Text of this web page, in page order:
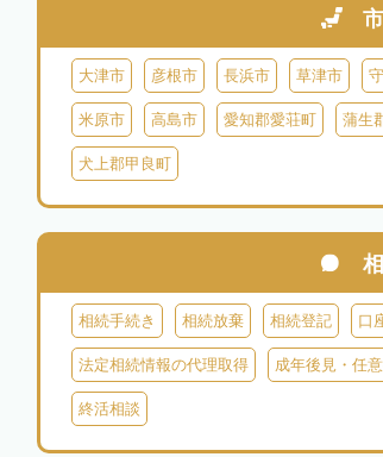
大津市 彦根市 長浜市 草津市
米原市 高島市 愛知郡愛荘町 蒲生
犬上郡甲良町
相続手続き 相続放棄 相続登記 口
法定相続情報の代理取得 成年後見・任
終活相談